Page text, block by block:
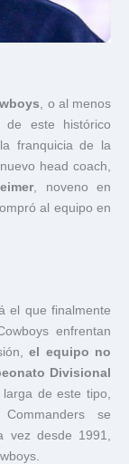
, o al menos
este histórico
franquicia de la
head coach,
, noveno en
al equipo en
el que finalmente
enfrentan
el equipo no
Divisional
de este tipo,
se
vez desde 1991,